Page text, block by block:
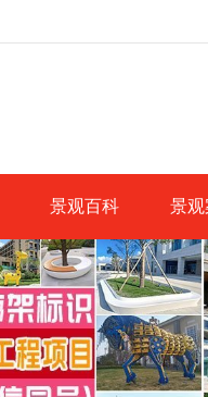
景观百科 景观